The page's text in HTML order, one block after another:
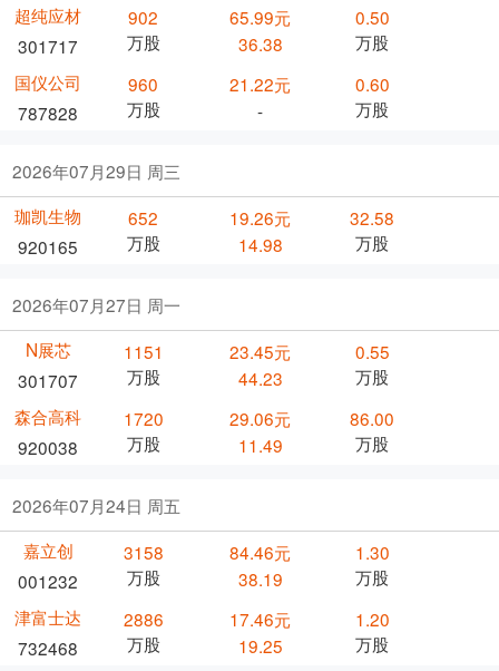
超纯应材
301717
902
万股
65.99元
36.38
0.50
万股
国仪公司
787828
960
万股
21.22元
-
0.60
万股
2026年07月29日 周三
珈凯生物
920165
652
万股
19.26元
14.98
32.58
万股
2026年07月27日 周一
N展芯
301707
1151
万股
23.45元
44.23
0.55
万股
森合高科
920038
1720
万股
29.06元
11.49
86.00
万股
2026年07月24日 周五
嘉立创
001232
3158
万股
84.46元
38.19
1.30
万股
津富士达
732468
2886
万股
17.46元
19.25
1.20
万股